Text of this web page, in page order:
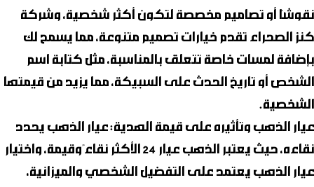
نقوشًا أو تصاميم مخصصة لتكون أكثر شخصية، وشركة
كنز الصحراء تقدم خيارات تصميم متنوعة، مما يسمح لك
بإضافة لمسات خاصة تتعلق بالمناسبة، مثل كتابة اسم
الشخص أو تاريخ الحدث على السبيكة، مما يزيد من قيمتها
الشخصية.
عيار الذهب وتأثيره على قيمة الهدية: عيار الذهب يحدد
نقاءه، حيث يعتبر الذهب عيار 24 الأكثر نقاءً وقيمة، واختيار
عيار الذهب يعتمد على التفضيل الشخصي والميزانية،